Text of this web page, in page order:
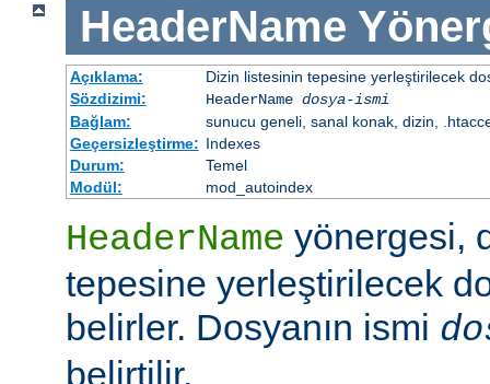
HeaderName
Açıklama:
Dizin listesinin tepesine yerleştirilecek
Sözdizimi:
HeaderName dosya-ismi
Bağlam:
sunucu geneli, sanal konak, dizin,
Geçersizleştirme: Indexes
Durum:
Temel
Modül:
mod_autoindex
HeaderName yönergesi,
tepesine yerleştirilecek
belirler. Dosyanın ismi
belirtilir.